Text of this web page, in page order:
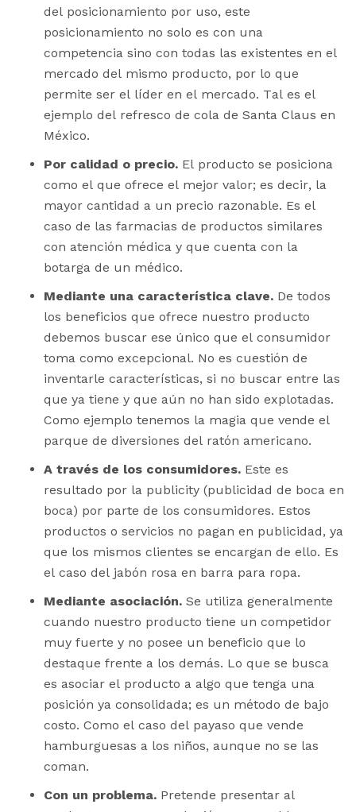
del posicionamiento por uso, este
posicionamiento no solo es con una
competencia sino con todas las existentes en el
mercado del mismo producto, por lo que
permite ser el líder en el mercado. Tal es el
ejemplo del refresco de cola de Santa Claus en
México.
Por calidad o precio. El producto se posiciona
como el que ofrece el mejor valor; es decir, la
mayor cantidad a un precio razonable. Es el
caso de las farmacias de productos similares
con atención médica y que cuenta con la
botarga de un médico.
Mediante una característica clave. De todos
los beneficios que ofrece nuestro producto
debemos buscar ese único que el consumidor
toma como excepcional. No es cuestión de
inventarle características, si no buscar entre las
que ya tiene y que aún no han sido explotadas.
Como ejemplo tenemos la magia que vende el
parque de diversiones del ratón americano.
A través de los consumidores. Este es
resultado por la publicity (publicidad de boca en
boca) por parte de los consumidores. Estos
productos o servicios no pagan en publicidad, ya
que los mismos clientes se encargan de ello. Es
el caso del jabón rosa en barra para ropa.
Mediante asociación. Se utiliza generalmente
cuando nuestro producto tiene un competidor
muy fuerte y no posee un beneficio que lo
destaque frente a los demás. Lo que se busca
es asociar el producto a algo que tenga una
posición ya consolidada; es un método de bajo
costo. Como el caso del payaso que vende
hamburguesas a los niños, aunque no se las
coman.
Con un problema. Pretende presentar al